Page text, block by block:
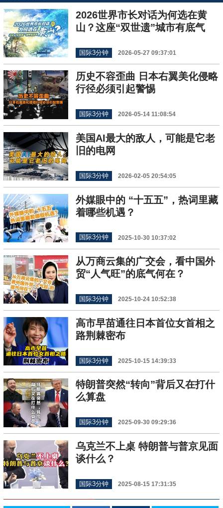
2026世界市长对话为何选在黄
山？这座“双世遗”城市有底气
国际3分钟 2026-05-27 09:37:01
历史不容歪曲 日本右翼美化侵略
行径必须引起警惕
国际3分钟 2026-05-14 11:08:54
美国AI最大的敌人，可能是它老
旧的电网
国际3分钟 2026-02-05 20:54:05
外媒眼中的 “十五五”，热词里藏
着哪些机遇？
国际3分钟 2025-10-30 10:37:02
从万商云集的广交会，看中国外
贸“人气旺”的底气何在？
国际3分钟 2025-10-24 10:52:38
高市早苗通往日本首位女首相之
路荆棘密布
国际3分钟 2025-10-15 14:39:33
特朗普突然“转向”背后又在打什
么算盘
国际3分钟 2025-09-30 09:29:36
乌克兰不上桌 特朗普与普京见面
谈什么？
国际3分钟 2025-08-15 17:31:35